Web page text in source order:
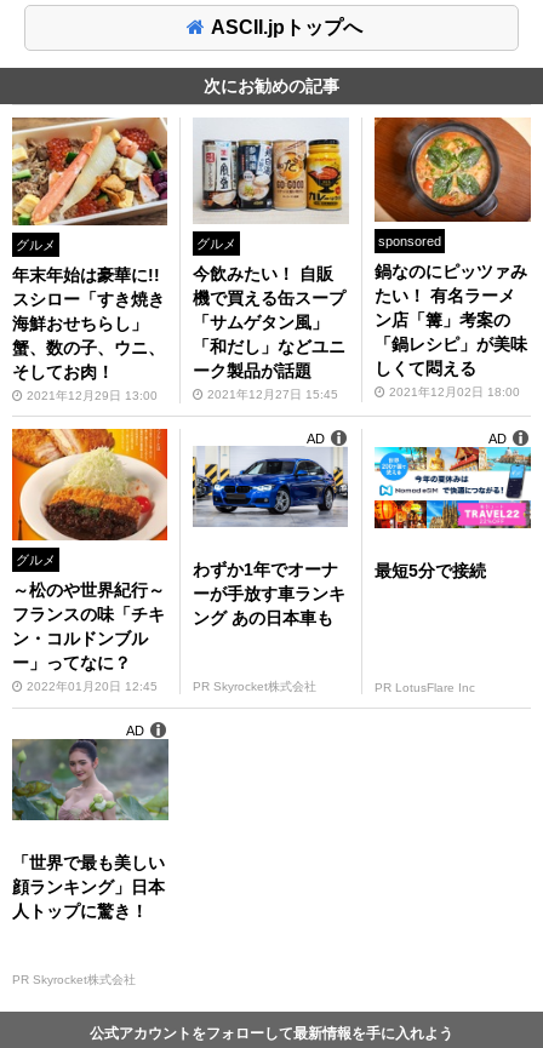
ASCII.jpトップへ
次にお勧めの記事
グルメ
年末年始は豪華に!!
スシロー「すき焼き
海鮮おせちらし」
蟹、数の子、ウニ、
そしてお肉！
2021年12月29日 13:00
グルメ
今飲みたい！ 自販
機で買える缶スープ
「サムゲタン風」
「和だし」などユニ
ーク製品が話題
2021年12月27日 15:45
sponsored
鍋なのにピッツァみ
たい！ 有名ラーメ
ン店「篝」考案の
「鍋レシピ」が美味
しくて悶える
2021年12月02日 18:00
グルメ
～松のや世界紀行～
フランスの味「チキ
ン・コルドンブル
ー」ってなに？
2022年01月20日 12:45
わずか1年でオーナ
ーが手放す車ランキ
ング あの日本車も
PR Skyrocket株式会社
AD
最短5分で接続
PR LotusFlare Inc
AD
「世界で最も美しい
顔ランキング」日本
人トップに驚き！
PR Skyrocket株式会社
AD
公式アカウントをフォローして最新情報を手に入れよう